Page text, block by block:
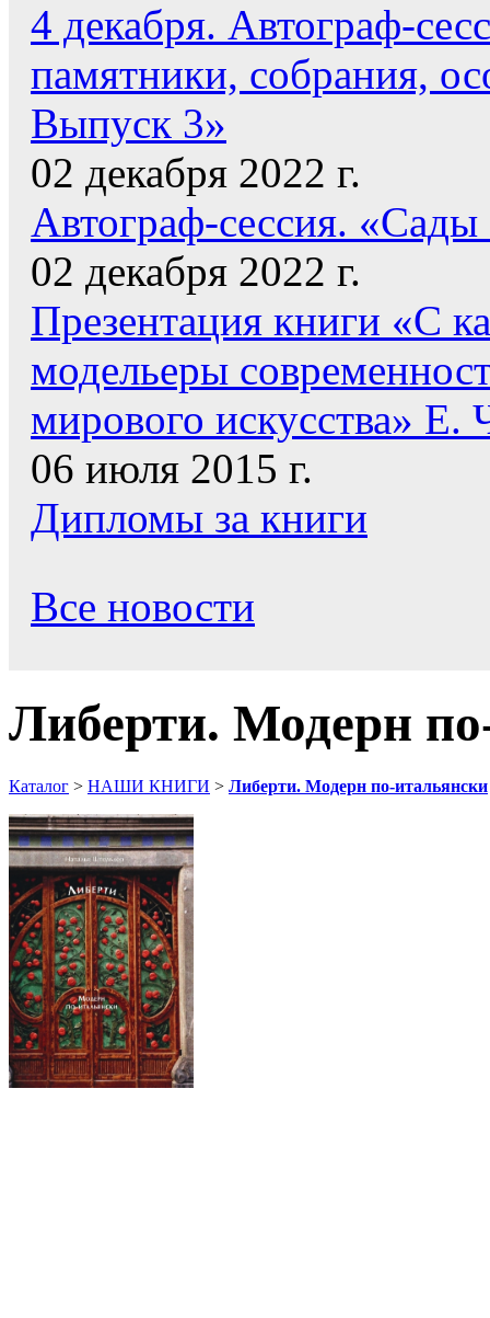
4 декабря. Автограф-
памятники, собрания,
Выпуск 3»
02 декабря 2022 г.
Автограф-сессия. «Сады
02 декабря 2022 г.
Презентация книги «С
модельеры
мирового искусства» Е.
06 июля 2015 г.
Дипломы за книги
Все новости
Либерти. Модерн
Каталог > НАШИ КНИГИ > Либерти. Модерн по-итальянски